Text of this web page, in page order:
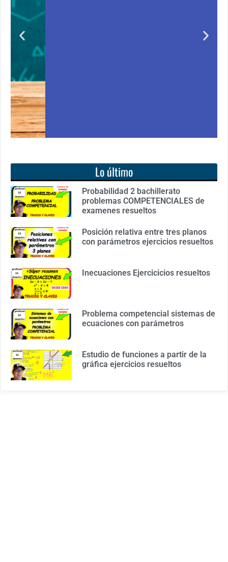
Notición!! Ya se puede adquirir nuestro segundo
Lo último
Probabilidad 2 bachillerato
problemas COMPETENCIALES de
examenes resueltos
Posición relativa entre tres planos
con parámetros ejercicios resueltos
Inecuaciones Ejercicicios resueltos
Problema competencial sistemas de
ecuaciones con parámetros
Estudio de funciones a partir de la
gráfica ejercicios resueltos